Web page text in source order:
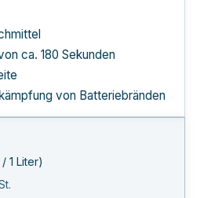
ca. 180 Sekunden
von Batteriebränden
1 Liter)